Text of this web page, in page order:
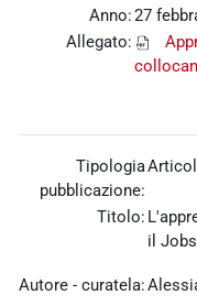
Anno:27
Allegato:
Tipologia
pubblicazione:
Titolo:
il
Autore - curatela: